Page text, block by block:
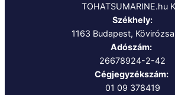
TOHATSUMARINE.hu
Székhely:
1163 Budapest,
Adószám:
26678924-2-42
Cégjegyzékszám:
01 09 378419